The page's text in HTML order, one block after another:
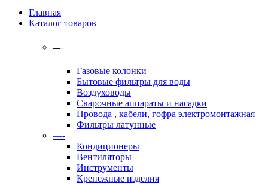
Главная
Каталог товаров
—-
Газовые колонки
Бытовые фильтры для воды
Воздуховоды
Сварочные аппараты и насадки
Провода , кабели, гофра электромонтажная
Фильтры латунные
—-
Кондиционеры
Вентиляторы
Инструменты
Крепёжные изделия